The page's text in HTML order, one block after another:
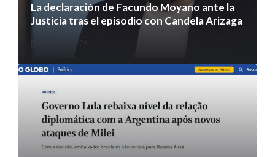
La declaración de Facundo Moyano ante la
Justicia tras el episodio con Candela Arizaga
5 agosto 2026